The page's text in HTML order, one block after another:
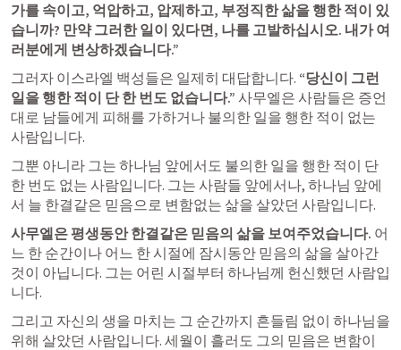
가를 속이고, 억압하고, 압제하고, 부정직한 삶을 행한 적이 있
습니까? 만약 그러한 일이 있다면, 나를 고발하십시오. 내가 여
러분에게 변상하겠습니다.”
그러자 이스라엘 백성들은 일제히 대답합니다. “당신이 그런
일을 행한 적이 단 한 번도 없습니다.” 사무엘은 사람들은 증언
대로 남들에게 피해를 가하거나 불의한 일을 행한 적이 없는
사람입니다.
​그뿐 아니라 그는 하나님 앞에서도 불의한 일을 행한 적이 단
한 번도 없는 사람입니다. 그는 사람들 앞에서나, 하나님 앞에
서 늘 한결같은 믿음으로 변함없는 삶을 살았던 사람입니다.
사무엘은 평생동안 한결같은 믿음의 삶을 보여주었습니다. 어
느 한 순간이나 어느 한 시절에 잠시동안 믿음의 삶을 살아간
것이 아닙니다. 그는 어린 시절부터 하나님께 헌신했던 사람입
니다.
그리고 자신의 생을 마치는 그 순간까지 흔들림 없이 하나님을
위해 살았던 사람입니다. 세월이 흘러도 그의 믿음은 변함이